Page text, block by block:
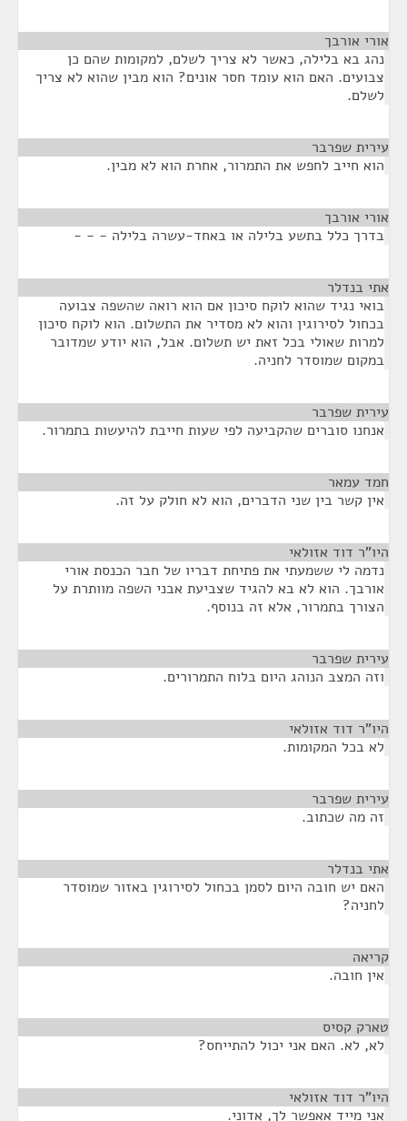
אורי אורבך
נהג בא בלילה, כאשר לא צריך לשלם, למקומות שהם כן
צבועים. האם הוא עומד חסר אונים? הוא מבין שהוא לא צריך
לשלם.
עירית שפרבר
הוא חייב לחפש את התמרור, אחרת הוא לא מבין.
אורי אורבך
בדרך כלל בתשע בלילה או באחד-עשרה בלילה - - -
אתי בנדלר
בואי נגיד שהוא לוקח סיכון אם הוא רואה שהשפה צבועה
בכחול לסירוגין והוא לא מסדיר את התשלום. הוא לוקח סיכון
למרות שאולי בכל זאת יש תשלום. אבל, הוא יודע שמדובר
במקום שמוסדר לחניה.
עירית שפרבר
אנחנו סוברים שהקביעה לפי שעות חייבת להיעשות בתמרור.
חמד עמאר
אין קשר בין שני הדברים, הוא לא חולק על זה.
היו"ר דוד אזולאי
נדמה לי ששמעתי את פתיחת דבריו של חבר הכנסת אורי
אורבך. הוא לא בא להגיד שצביעת אבני השפה מוותרת על
הצורך בתמרור, אלא זה בנוסף.
עירית שפרבר
וזה המצב הנוהג היום בלוח התמרורים.
היו"ר דוד אזולאי
לא בכל המקומות.
עירית שפרבר
זה מה שכתוב.
אתי בנדלר
האם יש חובה היום לסמן בכחול לסירוגין באזור שמוסדר
לחניה?
קריאה
אין חובה.
טארק קסיס
לא, לא. האם אני יכול להתייחס?
היו"ר דוד אזולאי
אני מייד אאפשר לך, אדוני.